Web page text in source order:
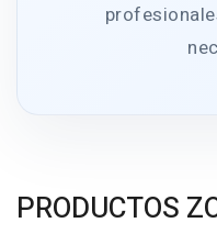
PRODUCTOS